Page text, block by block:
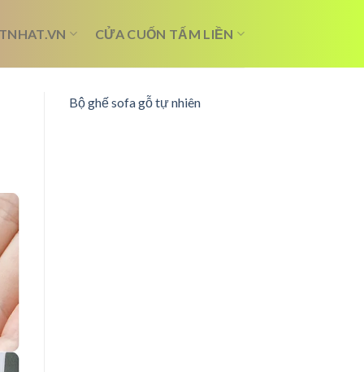
CỬA CUỐN TẤM LIỀN
Bộ ghế sofa gỗ tự nhiên